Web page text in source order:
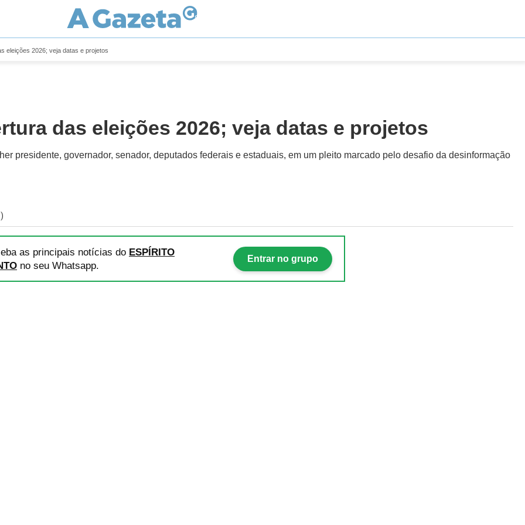
eleições 2026; veja datas e projetos
das eleições 2026; veja datas e projetos
presidente, governador, senador, deputados federais e estaduais, em um pleito marcado pelo desafio da desinformação
as principais notícias do ESPÍRITO
no seu Whatsapp.
Entrar no grupo